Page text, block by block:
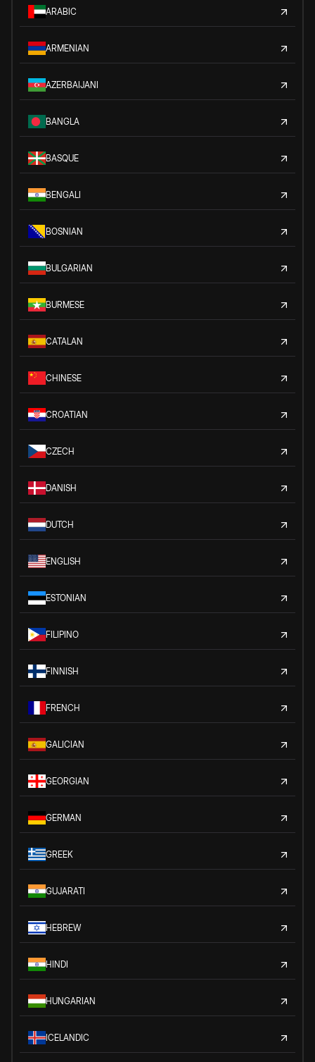
ARABIC
ARMENIAN
AZERBAIJANI
BANGLA
BASQUE
BENGALI
BOSNIAN
BULGARIAN
BURMESE
CATALAN
CHINESE
CROATIAN
CZECH
DANISH
DUTCH
ENGLISH
ESTONIAN
FILIPINO
FINNISH
FRENCH
GALICIAN
GEORGIAN
GERMAN
GREEK
GUJARATI
HEBREW
HINDI
HUNGARIAN
ICELANDIC